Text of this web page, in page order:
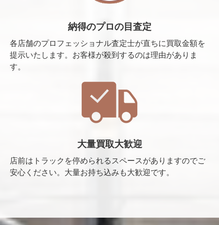
納得のプロの目査定
各店舗のプロフェッショナル査定士が直ちに買取金額を
提示いたします。お客様が殺到するのは理由がありま
す。
大量買取大歓迎
店前はトラックを停められるスペースがありますのでご
安心ください。大量お持ち込みも大歓迎です。